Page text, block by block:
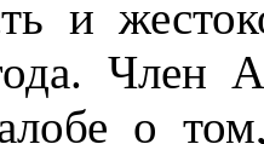
и
Член
о